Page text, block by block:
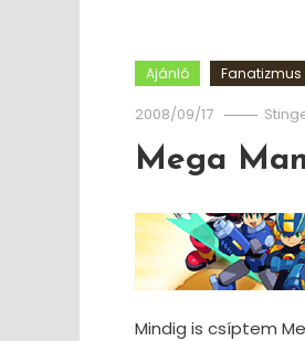
Ajánló Fanatizmus
2008/09/17
Mega
Mindig is csíptem